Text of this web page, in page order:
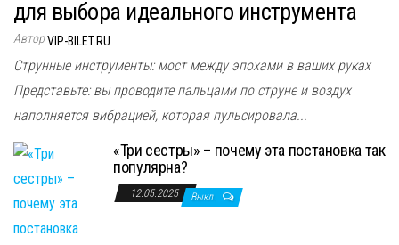
для выбора идеального инструмента
АвторVIP-BILET.RU
Струнные инструменты: мост между эпохами в ваших руках
Представьте: вы проводите пальцами по струне и воздух
наполняется вибрацией, которая пульсировала...
«Три сестры» – почему эта постановка так
популярна?
12.05.2025 Выкл.